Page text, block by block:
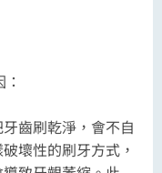
齒刷乾淨，會不自
壞性的刷牙方式，